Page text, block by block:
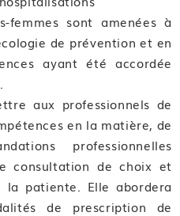
femmes sont amenées à
de prévention et en
ayant été accordée
aux professionnels de
en la matière, de
professionnelles
consultation de choix et
patiente. Elle abordera
de prescription de